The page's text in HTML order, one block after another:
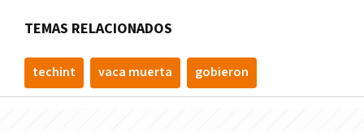
TEMAS RELACIONADOS
techint vaca muerta gobieron